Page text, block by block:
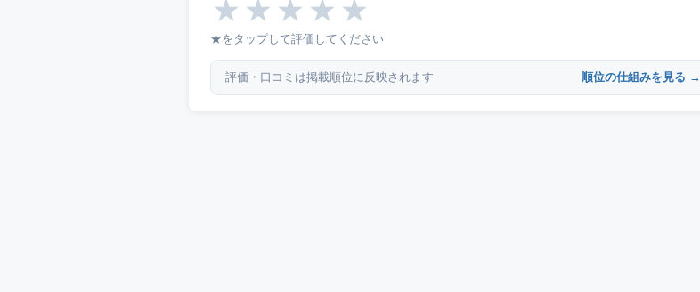
★ ★ ★ ★ ★
★をタップして評価してください
評価・口コミは掲載順位に反映されます 順位の仕組みを見る →